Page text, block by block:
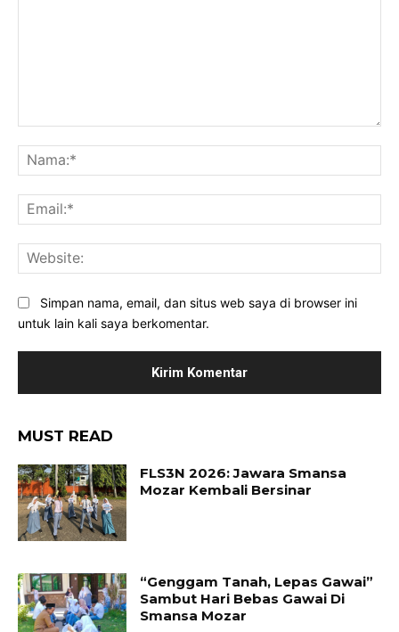
Simpan nama, email, dan situs web saya di browser ini
untuk lain kali saya berkomentar.
MUST READ
FLS3N 2026: Jawara Smansa
Mozar Kembali Bersinar
“Genggam Tanah, Lepas Gawai”
Sambut Hari Bebas Gawai Di
Smansa Mozar